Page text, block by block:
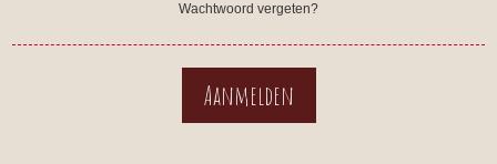
Wachtwoord vergeten?